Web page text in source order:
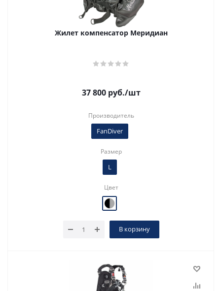
Жилет компенсатор Меридиан
37 800руб./шт
Производитель
FanDiver
Размер
L
Цвет
В корзину